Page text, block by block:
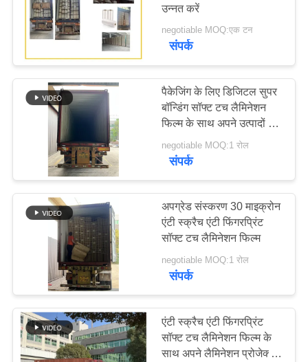
नियंत्रण
संपर्क
का
अनुरोध
करें
साइटमैप
PRIVACY
POLICY
उन्नत करें
negotiable MOQ:एक टन
संपर्क
पैकेजिंग के लिए डिजिटल सुपर
बॉन्डिंग सॉफ्ट टच लैमिनेशन
फिल्म के साथ अपने उत्पादों को
आसानी से सुरक्षित और बेहतर
बनाएं
negotiable MOQ:1 रोल
संपर्क
अपग्रेड संस्करण 30 माइक्रोन
एंटी स्क्रैच एंटी फिंगरप्रिंट
सॉफ्ट टच लैमिनेशन फिल्म
negotiable MOQ:1 रोल
संपर्क
एंटी स्क्रैच एंटी फिंगरप्रिंट
सॉफ्ट टच लैमिनेशन फिल्म के
साथ अपने लैमिनेशन प्रोजेक्ट्स